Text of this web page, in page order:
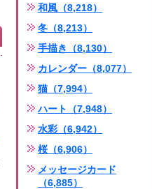
和風（8,218）
冬（8,213）
手描き（8,130）
カレンダー（8,077）
猫（7,994）
ハート（7,948）
水彩（6,942）
桜（6,906）
メッセージカード
（6,885）